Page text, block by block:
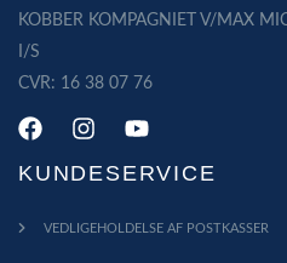
KOBBER KOMPAGNIET V/MAX
I/S
CVR: 16 38 07 76
KUNDESERVICE
VEDLIGEHOLDELSE AF POSTKASSER